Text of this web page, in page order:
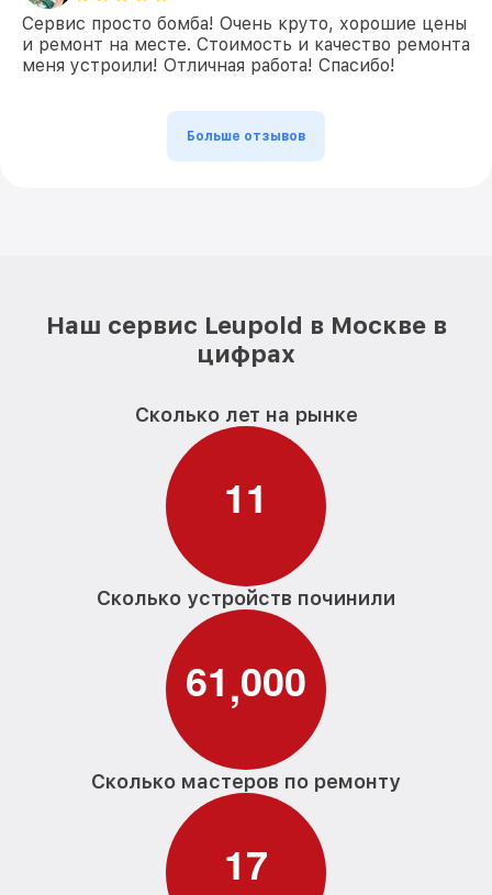
Сервис просто бомба! Очень круто, хорошие цены
и ремонт на месте. Стоимость и качество ремонта
меня устроили! Отличная работа! Спасибо!
Больше отзывов
Наш сервис Leupold в Москве в
цифрах
Сколько лет на рынке
11
Сколько устройств починили
61,000
Сколько мастеров по ремонту
17